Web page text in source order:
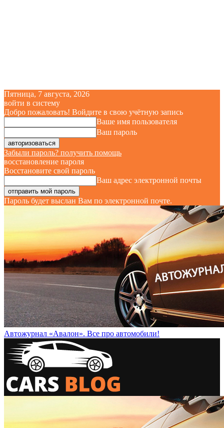
Пятница, 7 августа, 2026
войти в систему
Добро пожаловать! Войдите в свою учётную запись
Ваше имя пользователя
Ваш пароль
Забыли пароль? получить помощь
восстановление пароля
Восстановите свой пароль
Ваш адрес электронной почты
Пароль будет выслан Вам по электронной почте.
Автожурнал «Авалон». Все про автомобили!